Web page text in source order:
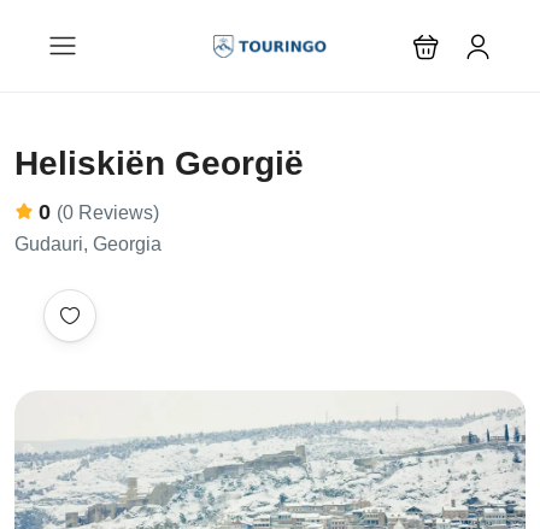
Heliskiën Georgië
0 (0 Reviews)
Gudauri, Georgia